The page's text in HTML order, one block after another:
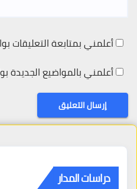
أعلمني بمتابعة التعليقات
أعلمني بالمواضيع الجديدة
دراسات المدار